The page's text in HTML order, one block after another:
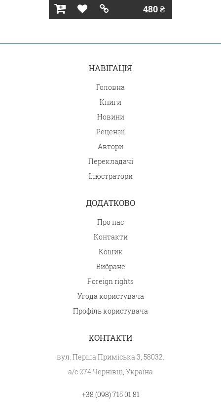
480 ₴
НАВІГАЦІЯ
Головна
Книги
Новини
Рецензії
Автори
Перекладачі
Ілюстратори
ДОДАТКОВО
Про нас
Контакти
Кошик
Вибране
Foreign rights
Угода користувача
Профіль користувача
КОНТАКТИ
вул. Перша Приміська 3, 58032.
а/с 274 Чернівці, Україна
+38 (098) 715 01 81